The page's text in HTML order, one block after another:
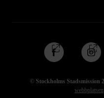
© Stockholms Stadsmission
webbplatsen
Följ
oss
Facebook
Följ
oss